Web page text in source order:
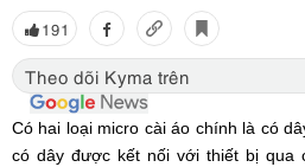
191
Theo dõi Kyma trên
Có hai loại micro cài áo chính là có
có dây được kết nối với thiết bị qua